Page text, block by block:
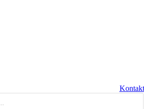
Kontakt